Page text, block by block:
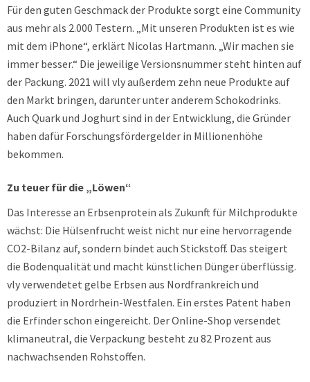
Für den guten Geschmack der Produkte sorgt eine Community
aus mehr als 2.000 Testern. „Mit unseren Produkten ist es wie
mit dem iPhone“, erklärt Nicolas Hartmann. „Wir machen sie
immer besser.“ Die jeweilige Versionsnummer steht hinten auf
der Packung. 2021 will vly außerdem zehn neue Produkte auf
den Markt bringen, darunter unter anderem Schokodrinks.
Auch Quark und Joghurt sind in der Entwicklung, die Gründer
haben dafür Forschungsfördergelder in Millionenhöhe
bekommen.
Zu teuer für die „Löwen“
Das Interesse an Erbsenprotein als Zukunft für Milchprodukte
wächst: Die Hülsenfrucht weist nicht nur eine hervorragende
CO2-Bilanz auf, sondern bindet auch Stickstoff. Das steigert
die Bodenqualität und macht künstlichen Dünger überflüssig.
vly verwendetet gelbe Erbsen aus Nordfrankreich und
produziert in Nordrhein-Westfalen. Ein erstes Patent haben
die Erfinder schon eingereicht. Der Online-Shop versendet
klimaneutral, die Verpackung besteht zu 82 Prozent aus
nachwachsenden Rohstoffen.